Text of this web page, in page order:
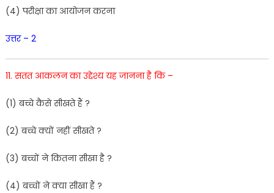
(4)परीक्षाका आयोजनकरना
उत्तर – 2
11. सतत आकलन काउद्देश्ययहजाननाहै कि –
(1)बच्चेकैसेसीखतेहैं ?
(2)बच्चेक्यों नहींसीखते ?
(3)बच्चों नेकितनासीखाहै ?
(4)बच्चों नेक्यासीखाहैं ?